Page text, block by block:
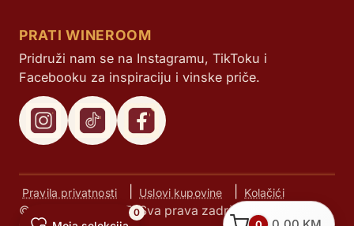
PRATI WINEROOM
Pridruži nam se na Instagramu, TikToku i
Facebooku za inspiraciju i vinske priče.
Pravila privatnosti Uslovi kupovine Kolačići
© Next d.o.o. 2025. Sva prava zadržana.
0